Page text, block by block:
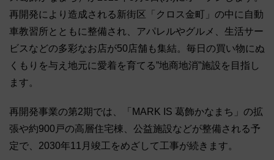
再開発により造成される新街区「クロス金町」の中に自動
車教習所とともに整備され、アパレルやグルメ、生活サー
ビスなどの多彩なお店が50店舗も集結。毎日の買い物にぬ
くもりを与え地元に愛着を育てる”地商地消”施設を目指し
ます。
再開発事業の第2期では、「MARK IS 葛飾かなまち」の拡
張や約900戸の高層住宅棟、公益施設などが整備される予
定で、2030年11月竣工をめざして工事が続きます。